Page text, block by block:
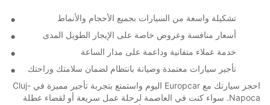
تشكيلة واسعة من السيارات بجميع الأحجام والأنماط
أسعار منافسة وعروض خاصة على الإيجار الطويل المدى
خدمة عملاء متفانية وداعمة على مدار الساعة
تأجير سيارات معتمدة وصيانة بانتظام لضمان سلامتك وراحتك
احجز سيارتك مع Europcar اليوم واستمتع بتجربة تأجير مميزة في Cluj-
Napoca. سواء كنت في العاصمة لرحلة عمل سريعة أو لقضاء عطلة